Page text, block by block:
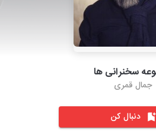
سخنرانی ها
جمال قمری
دنبال کن